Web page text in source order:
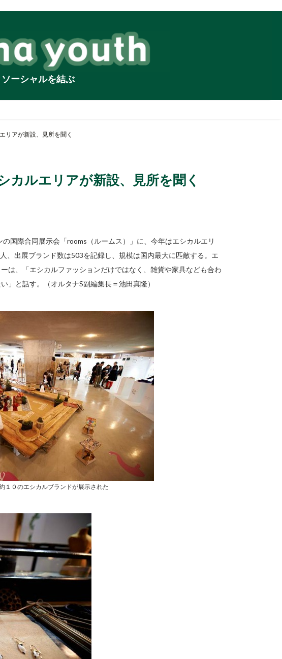
ーシャルを結ぶ
リアが新設、見所を聞く
カルエリアが新設、見所を聞く
国際合同展示会「rooms（ルームス）」に、今年はエシカルエリ
、出展ブランド数は503を記録し、規模は国内最大に匹敵する。エ
は、「エシカルファッションだけではなく、雑貨や家具なども合わ
」と話す。（オルタナS副編集長＝池田真隆）
１０のエシカルブランドが展示された